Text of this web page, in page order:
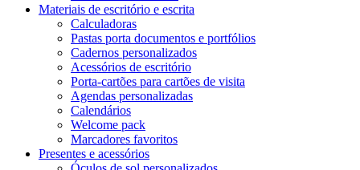
Materiais de escritório e escrita
Calculadoras
Pastas porta documentos e portfólios
Cadernos personalizados
Acessórios de escritório
Porta-cartões para cartões de visita
Agendas personalizadas
Calendários
Welcome pack
Marcadores favoritos
Presentes e acessórios